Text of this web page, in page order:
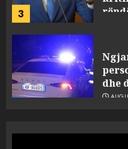
4
dhe